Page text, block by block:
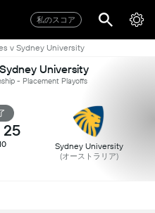
私のスコア
v Sydney University
University
- Placement Playoffs
25
Sydney University
(オーストラリア)